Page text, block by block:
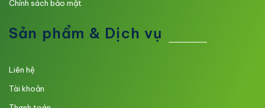
Chính sách bảo mật
Sản phẩm & Dịch vụ
Liên hệ
Tài khoản